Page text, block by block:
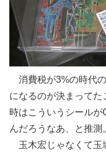
消費税が3%の時代
になるのが決まってた
時はこういうシール
んだろうなあ、と推測
玉木宏じゃなくて玉